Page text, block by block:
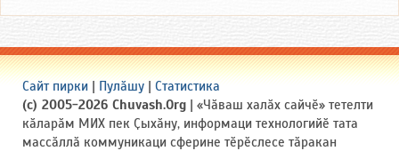
Сайт пирки | Пулӑшу | Статистика
(c) 2005-2026 Chuvash.Org | «Чӑваш халӑх сайчӗ» тетелти
кӑларӑм МИХ пек Ҫыхӑну, информаци технологийӗ тата
массӑллӑ коммуникаци сферине тӗрӗслесе тӑракан